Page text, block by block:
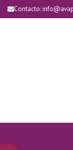
Contacto: